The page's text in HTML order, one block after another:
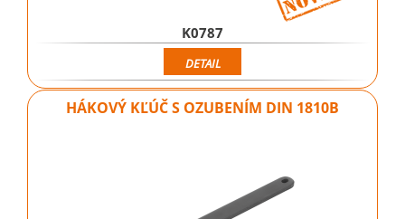
K0787
DETAIL
HÁKOVÝ KĽÚČ S OZUBENÍM DIN 1810B